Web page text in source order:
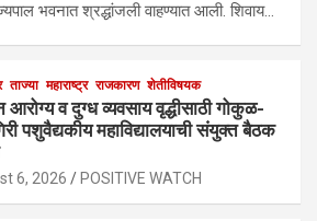
भवनात श्रद्धांजली वाहण्यात आली. शिवाय…
ताज्या महाराष्ट्र राजकारण शेतीविषयक
व दुग्ध व्यवसाय वृद्धीसाठी गोकुळ-
पशुवैद्यकीय महाविद्यालयाची संयुक्त बैठक
6, 2026 POSITIVE WATCH